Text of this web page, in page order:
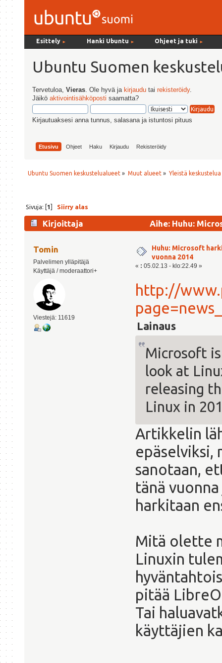
Esittely ► Hanki Ubuntu ► Ohjeet ja tuki ►
Ubuntu Suomen
Tervetuloa,Vieras . Ole hyvä ja kirjaudu tairekisteröidy.
Jäiköaktivointisähköposti saamatta?
Kirjautuaksesi anna tunnus, salasana ja istuntosi pituus
Etusivu Ohjeet Haku Kirjaudu Rekisteröidy
Ubuntu Suomen keskustelualueet » Muut alueet» Yleistä keskustelua
Sivuja: [1] Siirry alas
Kirjoittaja
Aihe: Huhu:
Tomin
Palvelimen ylläpitäjä
Käyttäjä / moderaattori+
Viestejä: 11619
Huhu: Microsoft
vuonna 2014
« : 05.02.13 - klo:22.49 »
http://
Lainaus
Microsoft
look at
releasing
Linux in
Artikkelin
epäselviksi,
sanotaan,
tänä
harkitaan
Mitä olette
Linuxin
pitää
Tai
käyttäjien